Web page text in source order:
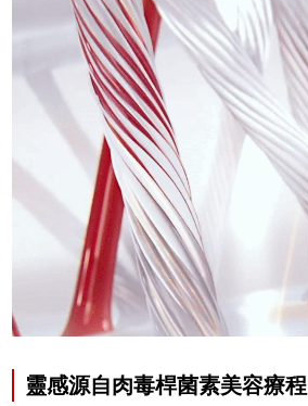
靈感源自肉毒桿菌素美容療程